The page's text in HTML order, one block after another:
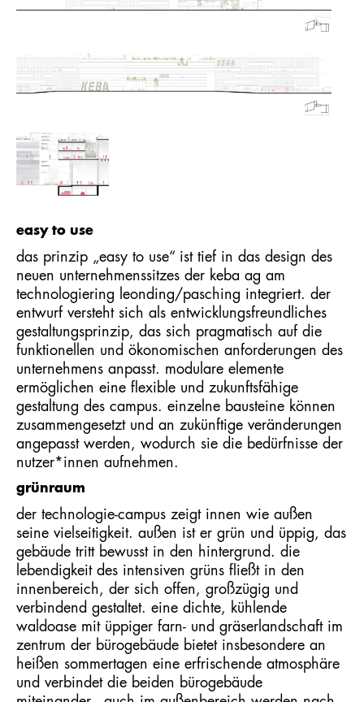
easy to use
das prinzip „easy to use“ ist tief in das design des
neuen unternehmenssitzes der keba ag am
technologiering leonding/pasching integriert. der
entwurf versteht sich als entwicklungsfreundliches
gestaltungsprinzip, das sich pragmatisch auf die
funktionellen und ökonomischen anforderungen des
unternehmens anpasst. modulare elemente
ermöglichen eine flexible und zukunftsfähige
gestaltung des campus. einzelne bausteine können
zusammengesetzt und an zukünftige veränderungen
angepasst werden, wodurch sie die bedürfnisse der
nutzer*innen aufnehmen.
grünraum
der technologie-campus zeigt innen wie außen
seine vielseitigkeit. außen ist er grün und üppig, das
gebäude tritt bewusst in den hintergrund. die
lebendigkeit des intensiven grüns fließt in den
innenbereich, der sich offen, großzügig und
verbindend gestaltet. eine dichte, kühlende
waldoase mit üppiger farn- und gräserlandschaft im
zentrum der bürogebäude bietet insbesondere an
heißen sommertagen eine erfrischende atmosphäre
und verbindet die beiden bürogebäude